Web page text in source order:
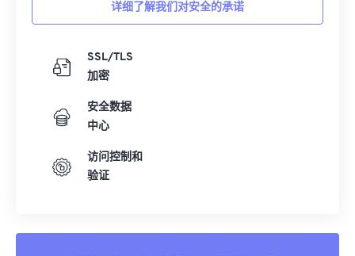
详细了解我们对安全的承诺
SSL/TLS
加密
安全数据
中心
访问控制和
验证